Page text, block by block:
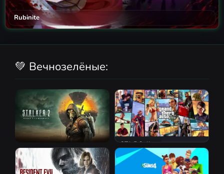
Rubinite
💚 Вечнозелёные:
S.T.A.L.K.E.R. 2: Heart of
Chornobyl
GTA 5 Online